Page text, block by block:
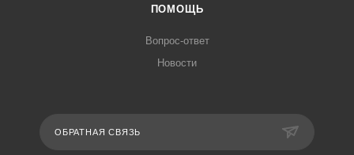
ПОМОЩЬ
Вопрос-ответ
Новости
ОБРАТНАЯ СВЯЗЬ